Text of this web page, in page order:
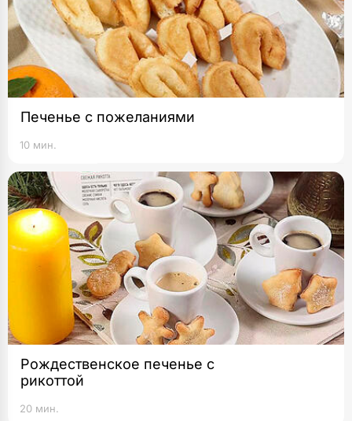
Печенье с пожеланиями
10 мин.
Рождественское печенье с
рикоттой
20 мин.